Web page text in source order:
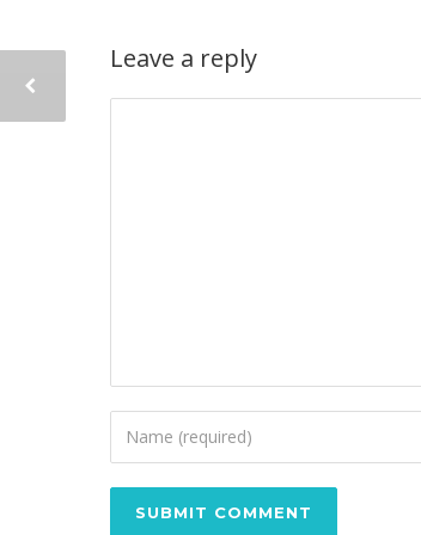
Leave a reply